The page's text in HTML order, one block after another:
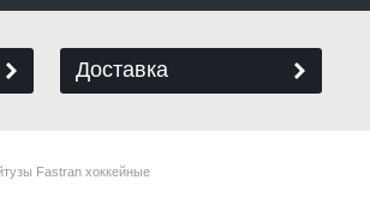
Доставка
Fastran хоккейные